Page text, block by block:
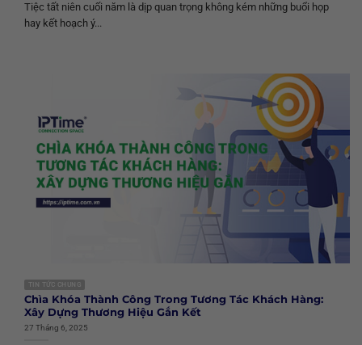
Tiệc tất niên cuối năm là dịp quan trọng không kém những buổi họp
hay kết hoạch ý...
TIN TỨC CHUNG
Chìa Khóa Thành Công Trong Tương Tác Khách Hàng:
Xây Dựng Thương Hiệu Gắn Kết
27 Tháng 6, 2025